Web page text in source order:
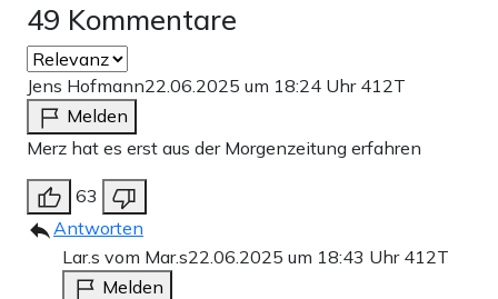
49 Kommentare
Jens Hofmann22.06.2025 um 18:24 Uhr 412T
Melden
Merz hat es erst aus der Morgenzeitung erfahren
63
Antworten
Lar.s vom Mar.s22.06.2025 um 18:43 Uhr 412T
Melden